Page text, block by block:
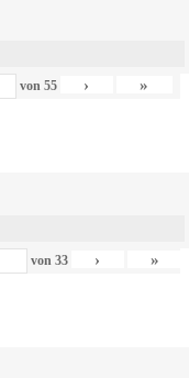
von 55 › »
von 33 › »